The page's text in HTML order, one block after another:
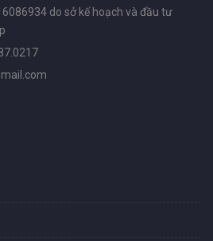
do sở kế hoạch và đầu tư